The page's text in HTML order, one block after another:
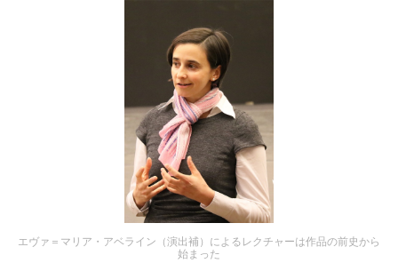
エヴァ＝マリア・アベライン（演出補）によるレクチャーは作品の前史から
始まった